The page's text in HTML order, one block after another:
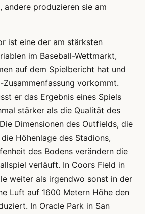
andere produzieren sie am
ist eine der am stärksten
im Baseball-Wettmarkt,
auf dem Spielbericht hat und
vorkommt.
er das Ergebnis eines Spiels
stärker als die Qualität des
Dimensionen des Outfields, die
Höhenlage des Stadions,
des Bodens verändern die
verläuft. In Coors Field in
weiter als irgendwo sonst in der
Luft auf 1600 Metern Höhe den
In Oracle Park in San